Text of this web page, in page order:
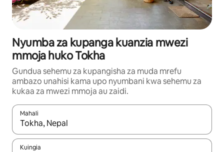
Nyumba za kupanga kuanzia mwezi
mmoja huko Tokha
Gundua sehemu za kupangisha za muda mrefu
ambazo unahisi kama upo nyumbani kwa sehemu za
kukaa za mwezi mmoja au zaidi.
Mahali
Wakati matokeo yanapatikana, vinjari kwa kutumia vitufe vya
Kuingia